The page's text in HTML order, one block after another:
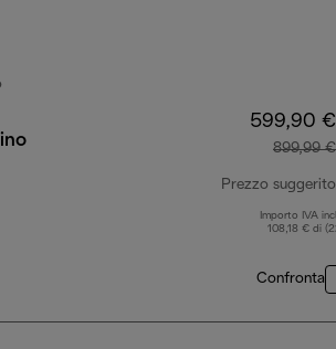
599,90 €
899,99 €
Prezzo suggerito
Importo IVA
108,18 € di
Confronta